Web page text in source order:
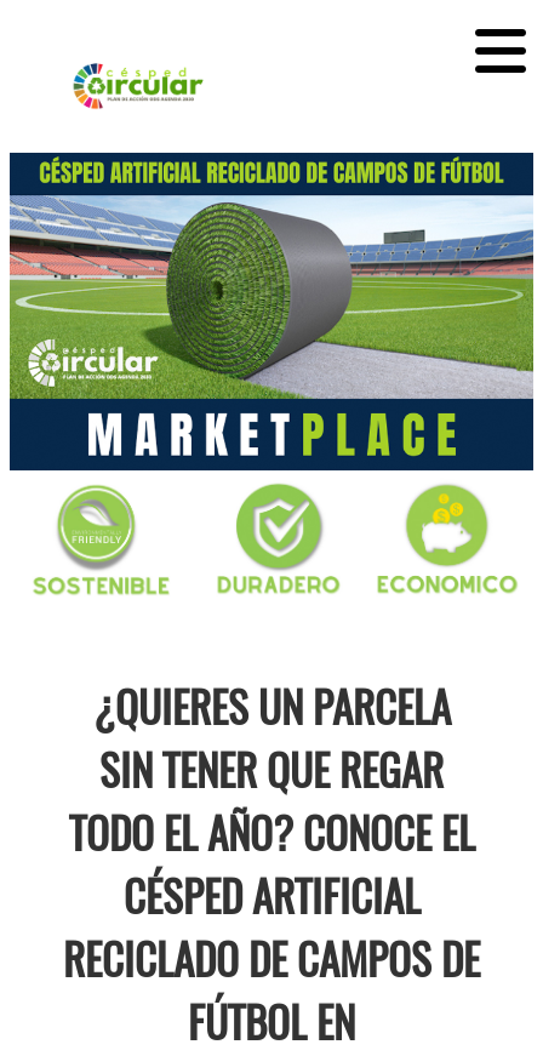
¿QUIERES UN PARCELA
SIN TENER QUE REGAR
TODO EL AÑO? CONOCE EL
CÉSPED ARTIFICIAL
RECICLADO DE CAMPOS DE
FÚTBOL EN